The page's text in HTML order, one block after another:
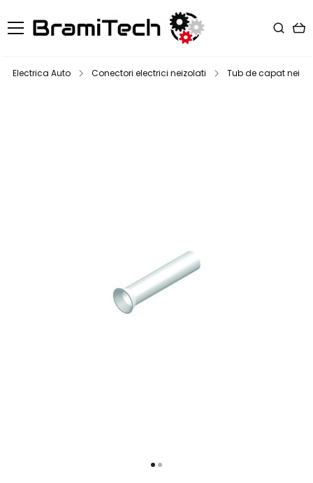
Electrica Auto Conectori electrici neizolati Tub de capat